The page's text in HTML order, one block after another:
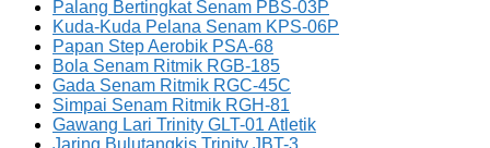
Palang Bertingkat Senam PBS-03P
Kuda-Kuda Pelana Senam KPS-06P
Papan Step Aerobik PSA-68
Bola Senam Ritmik RGB-185
Gada Senam Ritmik RGC-45C
Simpai Senam Ritmik RGH-81
Gawang Lari Trinity GLT-01 Atletik
Jaring Bulutangkis Trinity JBT-3